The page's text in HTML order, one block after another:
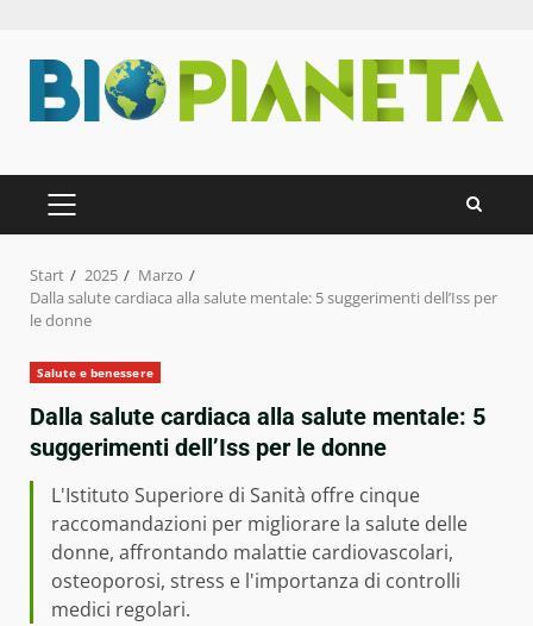
Inhalt
springen
PRIMÄRES
MENÜ
Start 2025
Marzo
Dalla salute cardiaca alla salute mentale: 5 suggerimenti dell’Iss per
le donne
Salute e benessere
Dalla salute cardiaca alla salute mentale: 5
suggerimenti dell’Iss per le donne
L'Istituto Superiore di Sanità offre cinque
raccomandazioni per migliorare la salute delle
donne, affrontando malattie cardiovascolari,
osteoporosi, stress e l'importanza di controlli
medici regolari.